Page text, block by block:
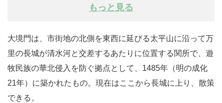
もっと見る
大境門は、市街地の北側を東西に延びる太平山に沿って万
里の長城が清水河と交差するあたりに位置する関所で、遊
牧民族の華北侵入を防ぐ拠点として、1485年（明の成化
21年）に築かれたもの。現在はここから長城に上り、散策
できる。